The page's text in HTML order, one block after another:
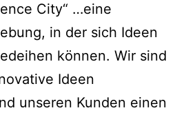
City“ …eine
in der sich Ideen
können. Wir sind
Ideen
unseren Kunden einen